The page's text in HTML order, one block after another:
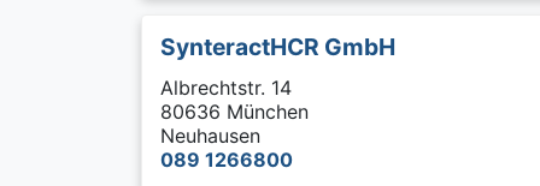
SynteractHCR GmbH
Albrechtstr. 14
80636 München
Neuhausen
089 1266800